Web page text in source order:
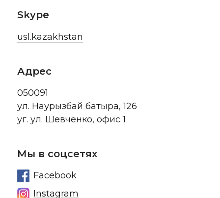
Мы в соцсетях
Facebook
Instagram
Адрес
050091
ул. Наурызбай батыра, 126
уг. ул. Шевченко, офис 1
Skype
usl.kazakhstan